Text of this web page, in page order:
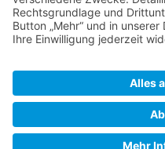
Zuletzt bearbeitet vor
,
SkipperGuide